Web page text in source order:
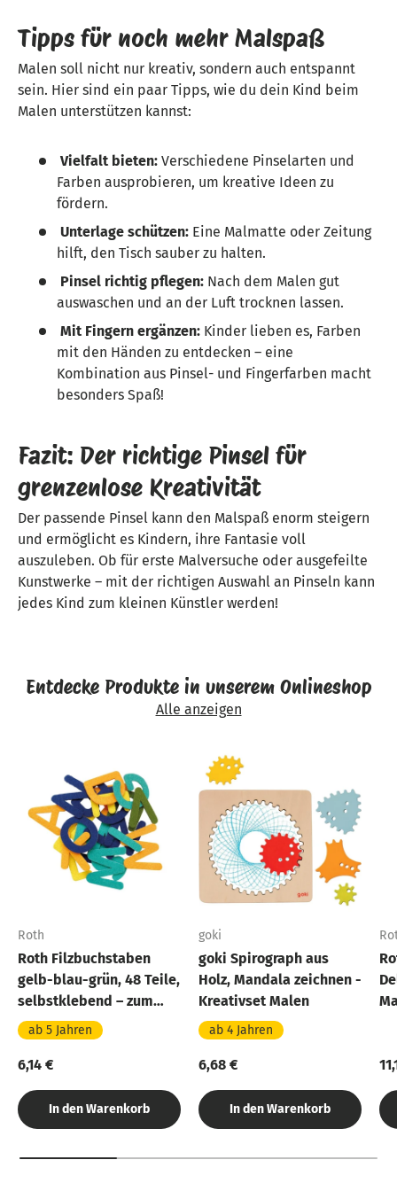
Tipps für noch mehr Malspaß
Malen soll nicht nur kreativ, sondern auch entspannt
sein. Hier sind ein paar Tipps, wie du dein Kind beim
Malen unterstützen kannst:
Vielfalt bieten: Verschiedene Pinselarten und
Farben ausprobieren, um kreative Ideen zu
fördern.
Unterlage schützen: Eine Malmatte oder Zeitung
hilft, den Tisch sauber zu halten.
Pinsel richtig pflegen: Nach dem Malen gut
auswaschen und an der Luft trocknen lassen.
Mit Fingern ergänzen: Kinder lieben es, Farben
mit den Händen zu entdecken – eine
Kombination aus Pinsel- und Fingerfarben macht
besonders Spaß!
Fazit: Der richtige Pinsel für
grenzenlose Kreativität
Der passende Pinsel kann den Malspaß enorm steigern
und ermöglicht es Kindern, ihre Fantasie voll
auszuleben. Ob für erste Malversuche oder ausgefeilte
Kunstwerke – mit der richtigen Auswahl an Pinseln kann
jedes Kind zum kleinen Künstler werden!
Entdecke Produkte in unserem Onlineshop
Alle anzeigen
Roth
Roth Filzbuchstaben
gelb-blau-grün, 48 Teile,
selbstklebend – zum
Basteln und Schultüten
verzieren
ab 5 Jahren
6,14 €
In den Warenkorb
goki
goki Spirograph aus
Holz, Mandala zeichnen -
Kreativset Malen
ab 4 Jahren
6,68 €
In den Warenkorb